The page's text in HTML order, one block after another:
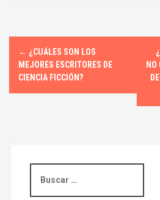
N
v
← ¿CUÁLES SON LOS
MEJORES ESCRITORES DE
CIENCIA FICCIÓN?
s